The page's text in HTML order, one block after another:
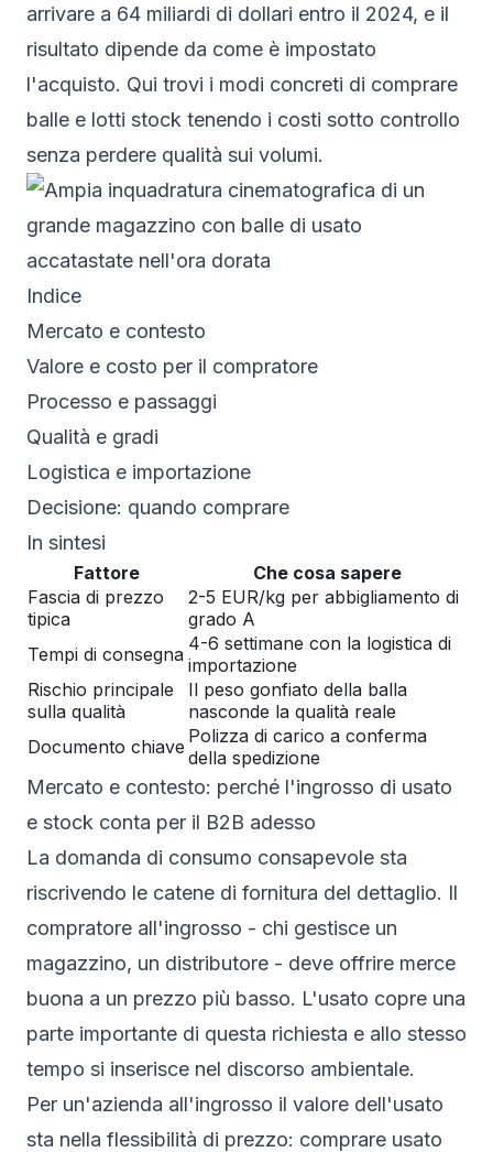
arrivare a 64 miliardi di dollari entro il 2024, e il
risultato dipende da come è impostato
l'acquisto. Qui trovi i modi concreti di comprare
balle e lotti stock tenendo i costi sotto controllo
senza perdere qualità sui volumi.
Indice
Mercato e contesto
Valore e costo per il compratore
Processo e passaggi
Qualità e gradi
Logistica e importazione
Decisione: quando comprare
In sintesi
Fattore
Che cosa sapere
Fascia di prezzo
tipica
2-5 EUR/kg per abbigliamento di
grado A
Tempi di consegna 4-6 settimane con la logistica di
importazione
Rischio principale
sulla qualità
Il peso gonfiato della balla
nasconde la qualità reale
Documento chiave Polizza di carico a conferma
della spedizione
Mercato e contesto: perché l'ingrosso di usato
e stock conta per il B2B adesso
La domanda di consumo consapevole sta
riscrivendo le catene di fornitura del dettaglio. Il
compratore all'ingrosso - chi gestisce un
magazzino, un distributore - deve offrire merce
buona a un prezzo più basso. L'usato copre una
parte importante di questa richiesta e allo stesso
tempo si inserisce nel discorso ambientale.
Per un'azienda all'ingrosso il valore dell'usato
sta nella flessibilità di prezzo: comprare usato